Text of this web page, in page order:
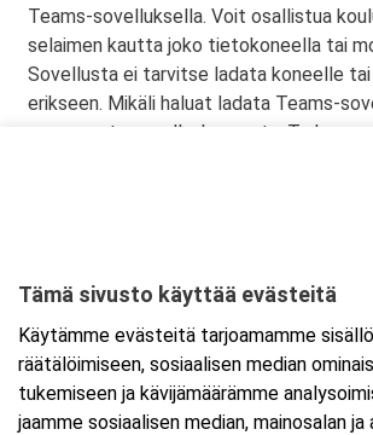
Teams-sovelluksella. Voit osallistua
selaimen kautta joko tietokoneella tai
Sovellusta ei tarvitse ladata koneelle
erikseen. Mikäli haluat ladata Teams-
sen omasta sovelluskaupasta.
Ajankohta
Alkaa:28.2.2025 08:30
Päättyy:28.2.2025 11:45
Tämä sivusto käyttää evästeitä
Käytämme evästeitä tarjoamamme
räätälöimiseen, sosiaalisen median
tukemiseen ja kävijämäärämme
jaamme sosiaalisen median, mainosalan